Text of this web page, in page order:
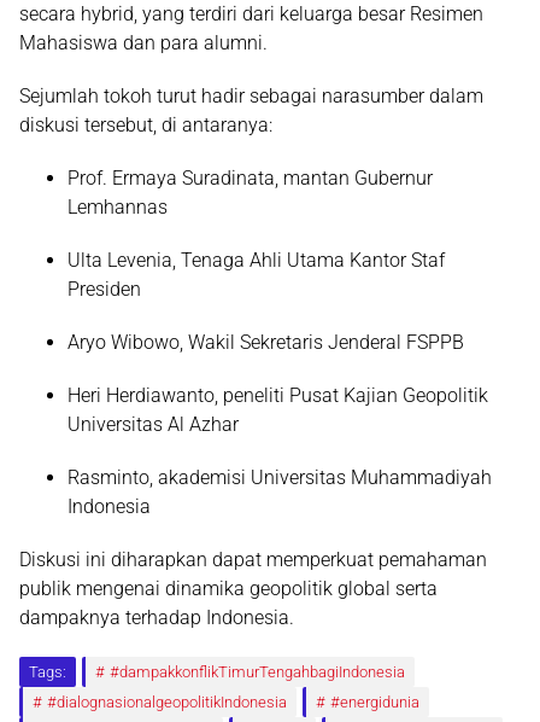
secara hybrid, yang terdiri dari keluarga besar Resimen
Mahasiswa dan para alumni.
Sejumlah tokoh turut hadir sebagai narasumber dalam
diskusi tersebut, di antaranya:
Prof. Ermaya Suradinata, mantan Gubernur
Lemhannas
Ulta Levenia, Tenaga Ahli Utama Kantor Staf
Presiden
Aryo Wibowo, Wakil Sekretaris Jenderal FSPPB
Heri Herdiawanto, peneliti Pusat Kajian Geopolitik
Universitas Al Azhar
Rasminto, akademisi Universitas Muhammadiyah
Indonesia
Diskusi ini diharapkan dapat memperkuat pemahaman
publik mengenai dinamika geopolitik global serta
dampaknya terhadap Indonesia.
Tags:
#dampakkonflikTimurTengahbagiIndonesia
#dialognasionalgeopolitikIndonesia
#energidunia